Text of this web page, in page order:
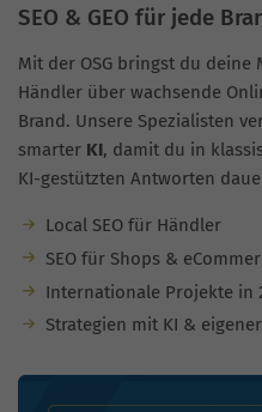
SEO & GEO für jede
Mit der OSG bringst du
Händler über wachsende
Brand. Unsere Spezialisten
smarter KI, damit du in
KI-gestützten Antworten
Local SEO für Händler
SEO für Shops &
Internationale Projekte in
Strategien mit KI &